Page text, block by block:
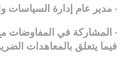
· مدير عام إدارة السياسات
· المشاركة في المفاوضات
فيما يتعلق بالمعاهدات